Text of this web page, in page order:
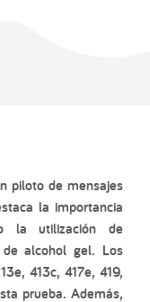
piloto de mensajes
la importancia
la utilización de
alcohol gel. Los
413c, 417e, 419,
prueba. Además,